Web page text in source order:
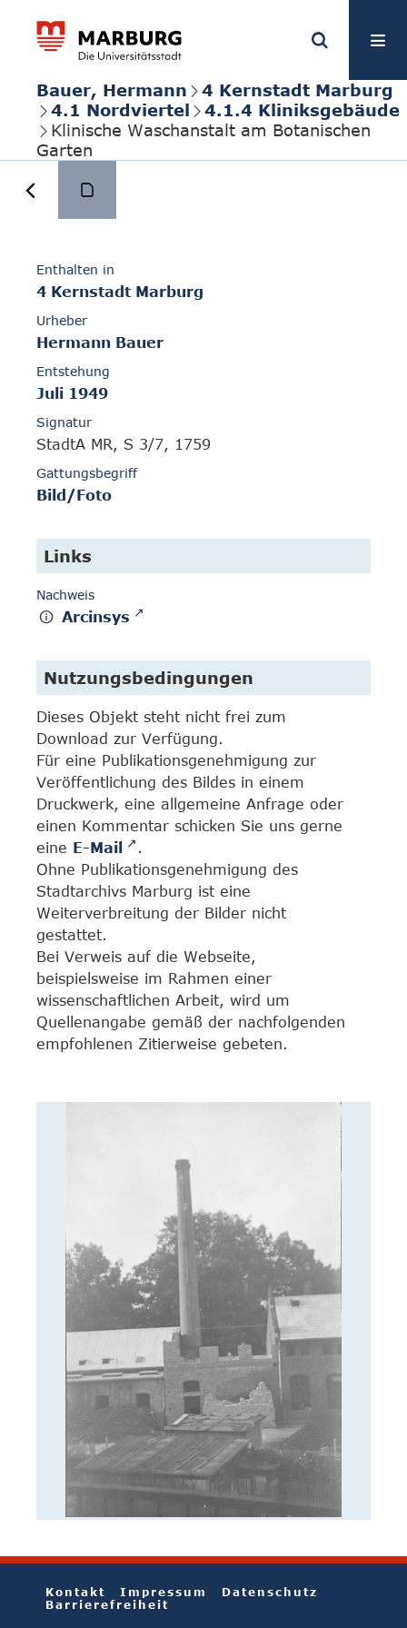
Bauer, Hermann
4 Kernstadt Marburg
4.1 Nordviertel
4.1.4 Kliniksgebäude
Klinische Waschanstalt am Botanischen
Garten
Enthalten in
4 Kernstadt Marburg
Urheber
Hermann Bauer
Entstehung
Juli 1949
Signatur
StadtA MR, S 3/7, 1759
Gattungsbegriff
Bild/Foto
Links
Nachweis
Arcinsys
Nutzungsbedingungen
Dieses Objekt steht nicht frei zum
Download zur Verfügung.
Für eine Publikationsgenehmigung zur
Veröffentlichung des Bildes in einem
Druckwerk, eine allgemeine Anfrage oder
einen Kommentar schicken Sie uns gerne
eine E-Mail
.
Ohne Publikationsgenehmigung des
Stadtarchivs Marburg ist eine
Weiterverbreitung der Bilder nicht
gestattet.
Bei Verweis auf die Webseite,
beispielsweise im Rahmen einer
wissenschaftlichen Arbeit, wird um
Quellenangabe gemäß der nachfolgenden
empfohlenen Zitierweise gebeten.
Kontakt Impressum
Datenschutz
Barrierefreiheit